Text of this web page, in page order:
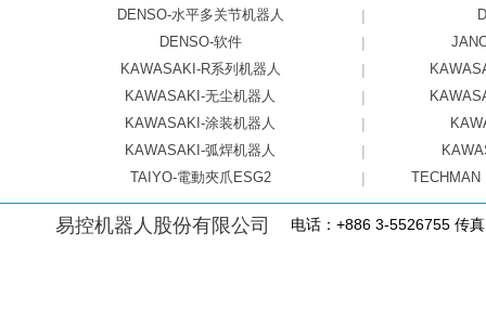
DENSO-水平多关节机器人
|
DENSO-软件
|
KAWASAKI-R系列机器人
|
KAWASAKI-无尘机器人
|
KAWASAKI-涂装机器人
|
KAWASAKI-弧焊机器人
|
TAIYO-電動夾爪ESG2
| TECHMAN
易控机器人股份有限公司 电话：+886 3-5526755 传